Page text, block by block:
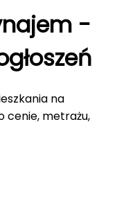
-
na
cenie, metrażu,